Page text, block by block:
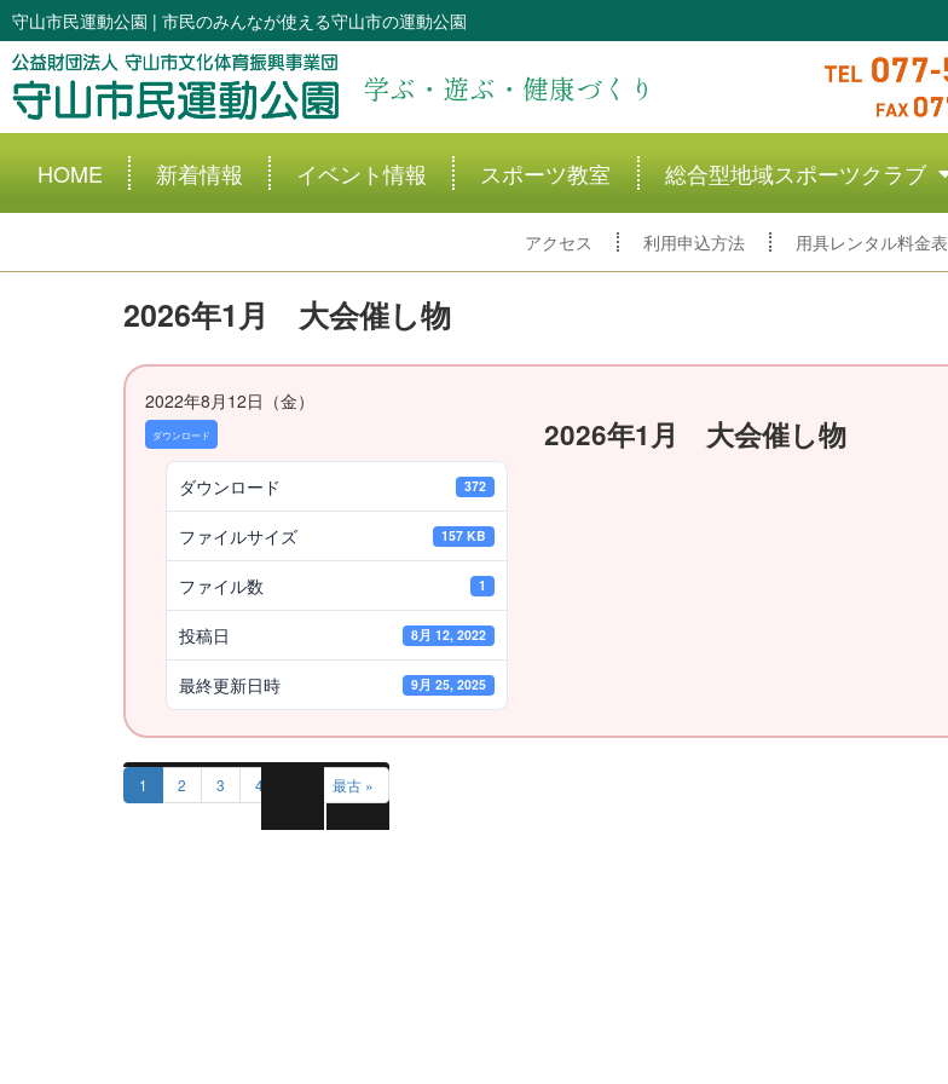
守山市民運動公園 | 市民のみんなが使える守山市の運動公園
学ぶ・遊ぶ・健康づくり
HOME 新着情報 イベント情報 スポーツ教室 総合型地域スポーツクラブ
アクセス 利用申込方法 用具レンタル料金表
2026年1月 大会催し物
2022年8月12日（金）
ダウンロード
ダウンロード 372
ファイルサイズ 157 KB
ファイル数 1
投稿日 8月 12, 2022
最終更新日時 9月 25, 2025
2026年1月 大会催し物
1 2 3 4 最古 »